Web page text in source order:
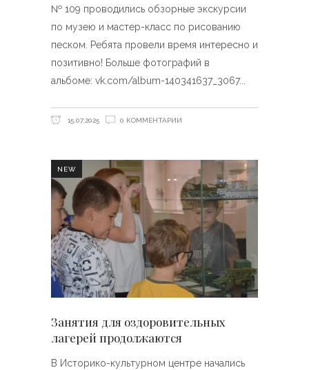
№ 109 проводились обзорные экскурсии
по музею и мастер-класс по рисованию
песком. Ребята провели время интересно и
позитивно! Больше фотографий в
альбоме: vk.com/album-140341637_3067
15.07.2025 0 КОММЕНТАРИИ
NEW
Занятия для оздоровительных
лагерей продолжаются
В Историко-культурном центре начались